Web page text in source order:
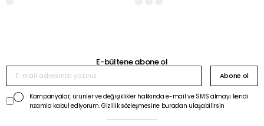
E-bültene abone ol
Abone ol
Kampanyalar, ürünler ve değişiklikler hakkında e-mail ve SMS almayı kendi
rızamla kabul ediyorum. Gizlilik sözleşmesine buradan ulaşabilirsin